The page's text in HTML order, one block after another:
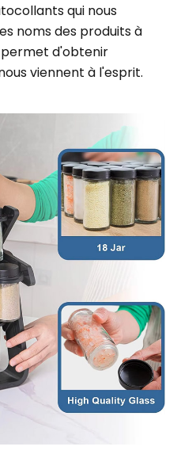
qui nous
noms des produits à
permet d'obtenir
viennent à l'esprit.